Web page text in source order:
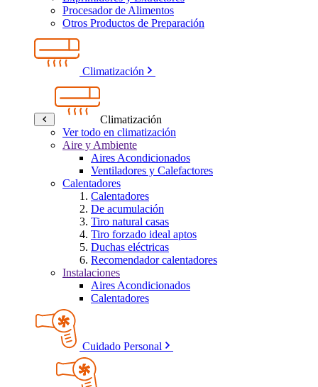
Procesador de Alimentos
Otros Productos de Preparación
Climatización
Climatización
Ver todo en climatización
Aire y Ambiente
Aires Acondicionados
Ventiladores y Calefactores
Calentadores
Calentadores
De acumulación
Tiro natural casas
Tiro forzado ideal aptos
Duchas eléctricas
Recomendador calentadores
Instalaciones
Aires Acondicionados
Calentadores
Cuidado Personal